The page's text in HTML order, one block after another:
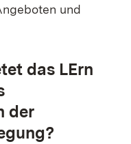
und
das LErn
der